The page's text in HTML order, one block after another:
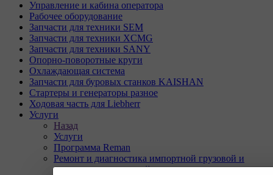
Управление и кабина оператора
Рабочее оборудование
Запчасти для техники SEM
Запчасти для техники XCMG
Запчасти для техники SANY
Опорно-поворотные круги
Охлаждающая система
Запчасти для буровых станков KAISHAN
Стартеры и генераторы разное
Ходовая часть для Liebherr
Услуги
Назад
Услуги
Программа Reman
Ремонт и диагностика импортной грузовой и
дорожно-строительной техники.